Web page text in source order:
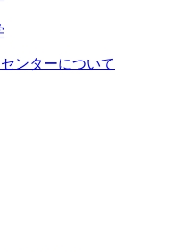
ンターについて